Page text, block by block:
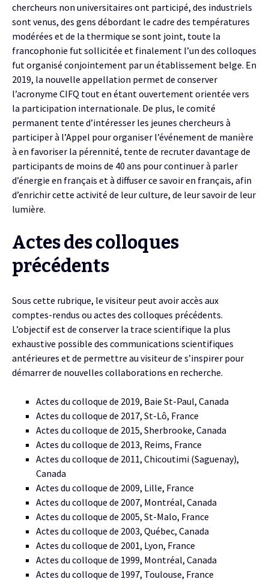
chercheurs non universitaires ont participé, des industriels
sont venus, des gens débordant le cadre des températures
modérées et de la thermique se sont joint, toute la
francophonie fut sollicitée et finalement l’un des colloques
fut organisé conjointement par un établissement belge. En
2019, la nouvelle appellation permet de conserver
l’acronyme CIFQ tout en étant ouvertement orientée vers
la participation internationale. De plus, le comité
permanent tente d’intéresser les jeunes chercheurs à
participer à l’Appel pour organiser l’événement de manière
à en favoriser la pérennité, tente de recruter davantage de
participants de moins de 40 ans pour continuer à parler
d’énergie en français et à diffuser ce savoir en français, afin
d’enrichir cette activité de leur culture, de leur savoir de leur
lumière.
Actes des colloques
précédents
Sous cette rubrique, le visiteur peut avoir accès aux
comptes-rendus ou actes des colloques précédents.
L’objectif est de conserver la trace scientifique la plus
exhaustive possible des communications scientifiques
antérieures et de permettre au visiteur de s’inspirer pour
démarrer de nouvelles collaborations en recherche.
Actes du colloque de 2019, Baie St-Paul, Canada
Actes du colloque de 2017, St-Lô, France
Actes du colloque de 2015, Sherbrooke, Canada
Actes du colloque de 2013, Reims, France
Actes du colloque de 2011, Chicoutimi (Saguenay),
Canada
Actes du colloque de 2009, Lille, France
Actes du colloque de 2007, Montréal, Canada
Actes du colloque de 2005, St-Malo, France
Actes du colloque de 2003, Québec, Canada
Actes du colloque de 2001, Lyon, France
Actes du colloque de 1999, Montréal, Canada
Actes du colloque de 1997, Toulouse, France